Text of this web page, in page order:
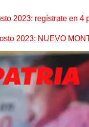
2023: regístrate en 4
2023: NUEVO